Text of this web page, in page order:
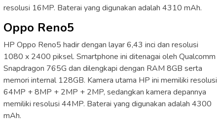
resolusi 16MP. Baterai yang digunakan adalah 4310 mAh.
Oppo Reno5
HP Oppo Reno5 hadir dengan layar 6,43 inci dan resolusi
1080 x 2400 piksel. Smartphone ini ditenagai oleh Qualcomm
Snapdragon 765G dan dilengkapi dengan RAM 8GB serta
memori internal 128GB. Kamera utama HP ini memiliki resolusi
64MP + 8MP + 2MP + 2MP, sedangkan kamera depannya
memiliki resolusi 44MP. Baterai yang digunakan adalah 4300
mAh.